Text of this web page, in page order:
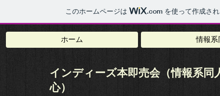
このホームページは .com を使って作成さ
インディーズ本即売会（情報系同
心）
ホーム 情報系